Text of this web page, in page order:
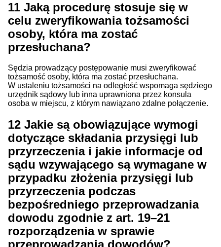
11 Jaką procedurę stosuje się w
celu zweryfikowania tożsamości
osoby, która ma zostać
przesłuchana?
Sędzia prowadzący postępowanie musi zweryfikować
tożsamość osoby, która ma zostać przesłuchana.
W ustaleniu tożsamości na odległość wspomaga sędziego
urzędnik sądowy lub inna uprawniona przez konsula
osoba w miejscu, z którym nawiązano zdalne połączenie.
12 Jakie są obowiązujące wymogi
dotyczące składania przysięgi lub
przyrzeczenia i jakie informacje od
sądu wzywającego są wymagane w
przypadku złożenia przysięgi lub
przyrzeczenia podczas
bezpośredniego przeprowadzania
dowodu zgodnie z art. 19–21
rozporządzenia w sprawie
przeprowadzania dowodów?